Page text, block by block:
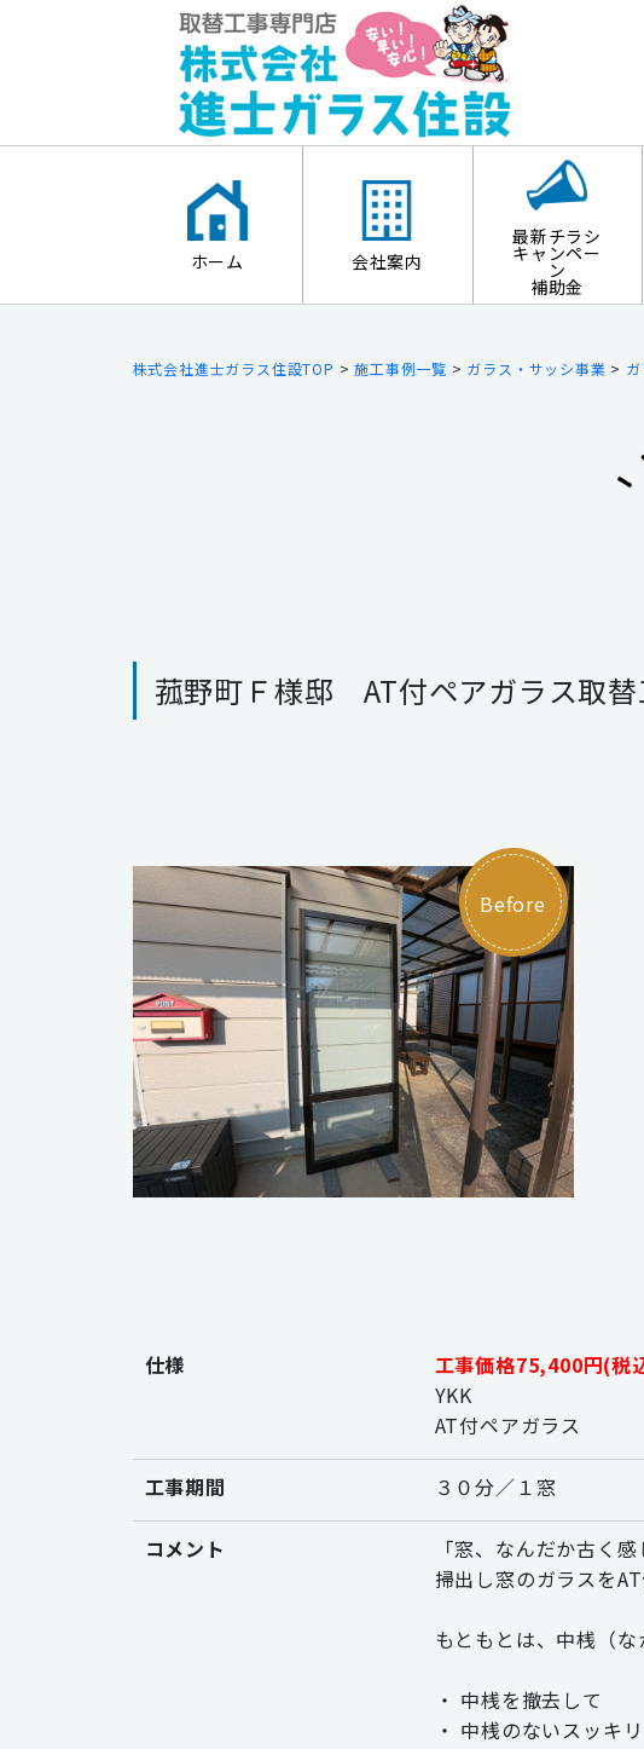
ホーム 会社案内
最新チラシ
キャンペー
ン
補助金
株式会社進士ガラス住設TOP >施工事例一覧 > ガラス・サッシ事業 >
菰野町Ｆ様邸 AT付ペアガラス取替
Before
仕様
工事価格75,400円(税
YKK
AT付ペアガラス
工事期間 ３０分／１窓
コメント
「窓、なんだか古く感
掃出し窓のガラスを
もともとは、中桟（な
・ 中桟を撤去して
・ 中桟のないスッキ